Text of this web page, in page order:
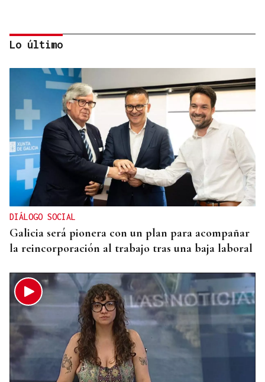
CANEDO
Un herido en la colisión entre dos coches en la
entrada a las termas de Outariz
Lo último
DIÁLOGO SOCIAL
Galicia será pionera con un plan para acompañar
la reincorporación al trabajo tras una baja laboral